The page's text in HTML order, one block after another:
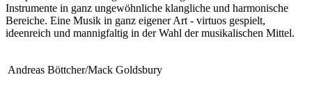
Instrumente in ganz ungewöhnliche klangliche und harmonische
Bereiche. Eine Musik in ganz eigener Art - virtuos gespielt,
ideenreich und mannigfaltig in der Wahl der musikalischen Mittel.
Andreas Böttcher/Mack Goldsbury